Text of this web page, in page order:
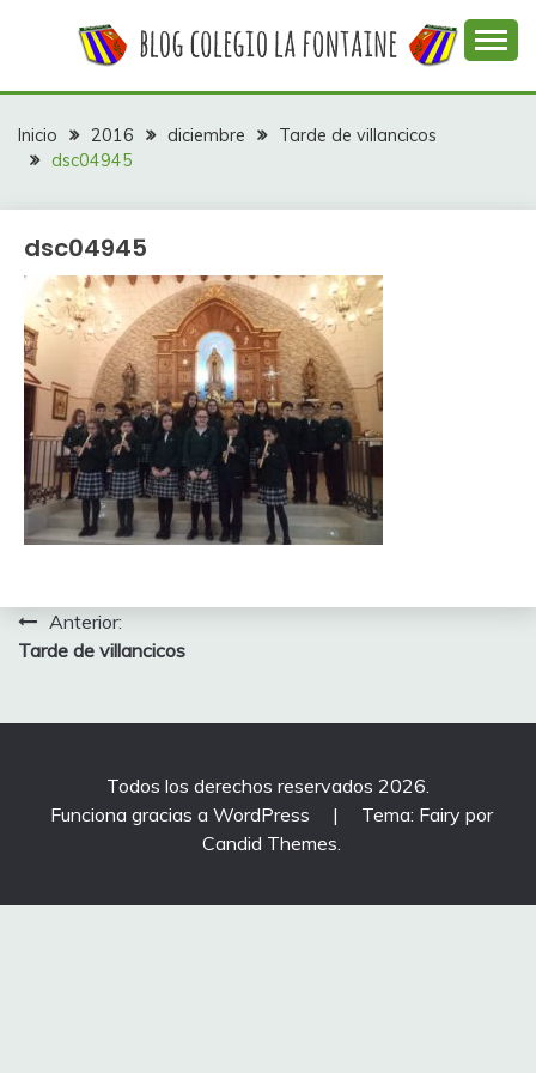
COLEGIO LA
FONTAINE
colegio La Fontaine
Inicio 2016 diciembre
Tarde de villancicos
dsc04945
dsc04945
Navegación
de
entradas
Anterior:
Tarde de villancicos
Todos los derechos reservados 2026.
Funciona gracias a WordPress
|
Tema: Fairy por
Candid Themes